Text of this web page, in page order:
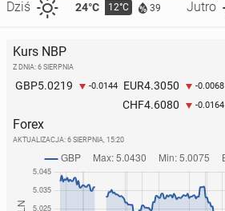
Dziś 24°C 12°C 39 Jutro
Kurs NBP
Z DNIA: 6 SIERPNIA
GBP5.0219 -0.0144 EUR4.3050 -0.0068
CHF4.6080 -0.0164
Forex
AKTUALIZACJA: 6 SIERPNIA, 15:20